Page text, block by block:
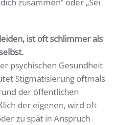
ist oft schlimmer als
psychischen Gesundheit
Stigmatisierung oftmals
der öffentlichen
der eigenen, wird oft
zu spät in Anspruch